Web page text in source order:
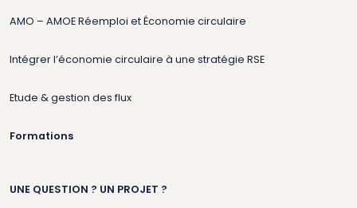
AMO – AMOE Réemploi et Économie circulaire
Intégrer l’économie circulaire à une stratégie RSE
Etude & gestion des flux
Formations
UNE QUESTION ? UN PROJET ?